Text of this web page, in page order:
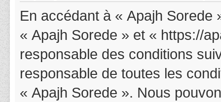
En accédant à « Apajh
« Apajh Sorede » et « https://
responsable des conditions
responsable de toutes les
« Apajh Sorede ». Nous